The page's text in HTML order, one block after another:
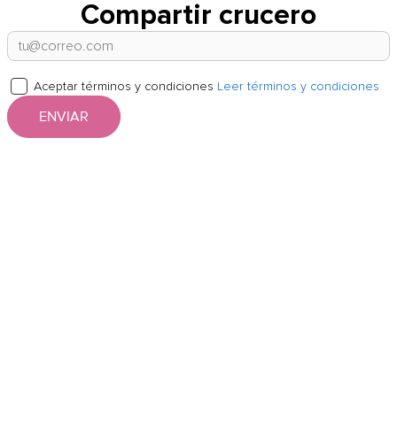
Compartir crucero
Aceptar términos y condiciones Leer términos y condiciones
ENVIAR